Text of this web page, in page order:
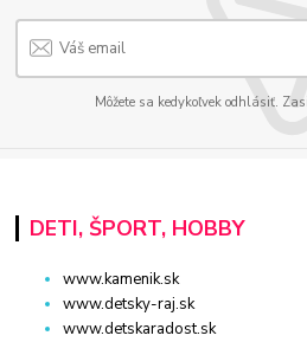
Môžete sa kedykoľvek odhlásiť.
DETI, ŠPORT, HOBBY
www.kamenik.sk
www.detsky-raj.sk
www.detskaradost.sk